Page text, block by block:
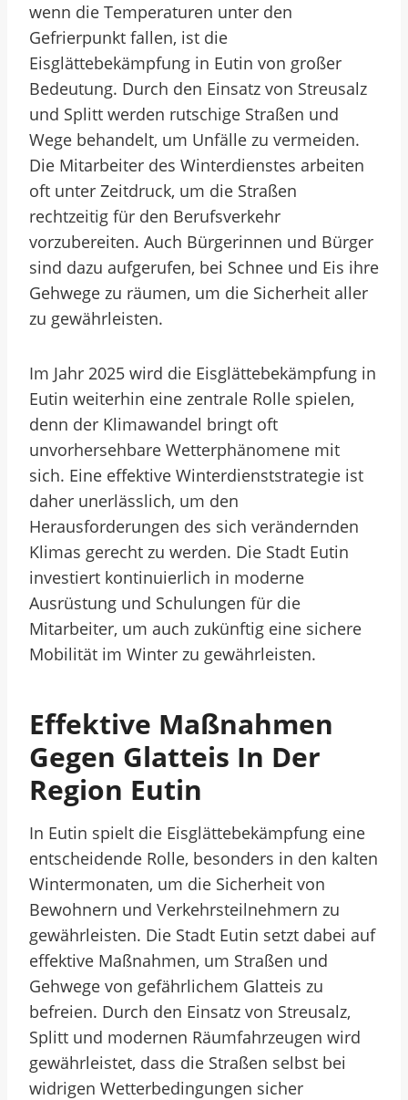
wenn die Temperaturen unter den
Gefrierpunkt fallen, ist die
Eisglättebekämpfung in Eutin von großer
Bedeutung. Durch den Einsatz von Streusalz
und Splitt werden rutschige Straßen und
Wege behandelt, um Unfälle zu vermeiden.
Die Mitarbeiter des Winterdienstes arbeiten
oft unter Zeitdruck, um die Straßen
rechtzeitig für den Berufsverkehr
vorzubereiten. Auch Bürgerinnen und Bürger
sind dazu aufgerufen, bei Schnee und Eis ihre
Gehwege zu räumen, um die Sicherheit aller
zu gewährleisten.
Im Jahr 2025 wird die Eisglättebekämpfung in
Eutin weiterhin eine zentrale Rolle spielen,
denn der Klimawandel bringt oft
unvorhersehbare Wetterphänomene mit
sich. Eine effektive Winterdienststrategie ist
daher unerlässlich, um den
Herausforderungen des sich verändernden
Klimas gerecht zu werden. Die Stadt Eutin
investiert kontinuierlich in moderne
Ausrüstung und Schulungen für die
Mitarbeiter, um auch zukünftig eine sichere
Mobilität im Winter zu gewährleisten.
Effektive Maßnahmen
Gegen Glatteis In Der
Region Eutin
In Eutin spielt die Eisglättebekämpfung eine
entscheidende Rolle, besonders in den kalten
Wintermonaten, um die Sicherheit von
Bewohnern und Verkehrsteilnehmern zu
gewährleisten. Die Stadt Eutin setzt dabei auf
effektive Maßnahmen, um Straßen und
Gehwege von gefährlichem Glatteis zu
befreien. Durch den Einsatz von Streusalz,
Splitt und modernen Räumfahrzeugen wird
gewährleistet, dass die Straßen selbst bei
widrigen Wetterbedingungen sicher